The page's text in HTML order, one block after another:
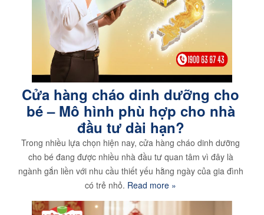
Cửa hàng cháo dinh dưỡng cho
bé – Mô hình phù hợp cho nhà
đầu tư dài hạn?
Trong nhiều lựa chọn hiện nay, cửa hàng cháo dinh dưỡng
cho bé đang được nhiều nhà đầu tư quan tâm vì đây là
ngành gắn liền với nhu cầu thiết yếu hằng ngày của gia đình
có trẻ nhỏ. Read more »